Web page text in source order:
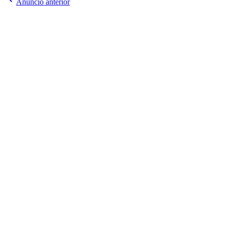
Anuncio anterior